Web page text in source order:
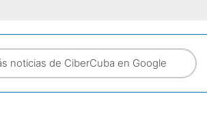
noticias de CiberCuba en Google